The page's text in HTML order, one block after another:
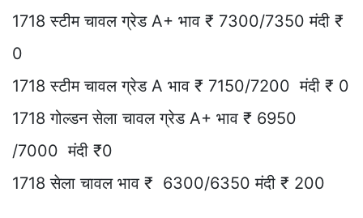
1718 स्टीम चावल ग्रेड A+ भाव ₹ 7300/7350 मंदी ₹
0
1718 स्टीम चावल ग्रेड A भाव ₹ 7150/7200 मंदी ₹ 0
1718 गोल्डन सेला चावल ग्रेड A+ भाव ₹ 6950
/7000 मंदी ₹0
1718 सेला चावल भाव ₹ 6300/6350 मंदी ₹ 200